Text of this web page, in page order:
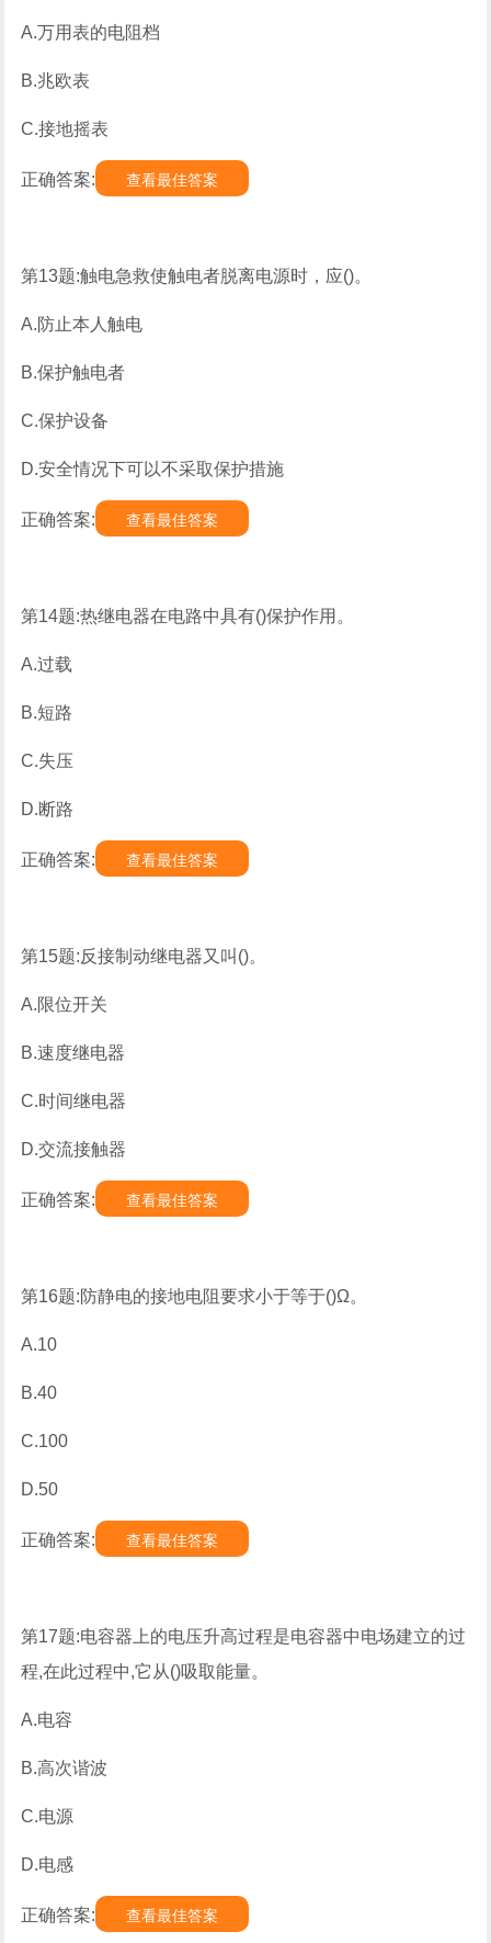
A.万用表的电阻档
B.兆欧表
C.接地摇表
正确答案: 查看最佳答案
第13题:触电急救使触电者脱离电源时，应()。
A.防止本人触电
B.保护触电者
C.保护设备
D.安全情况下可以不采取保护措施
正确答案: 查看最佳答案
第14题:热继电器在电路中具有()保护作用。
A.过载
B.短路
C.失压
D.断路
正确答案: 查看最佳答案
第15题:反接制动继电器又叫()。
A.限位开关
B.速度继电器
C.时间继电器
D.交流接触器
正确答案: 查看最佳答案
第16题:防静电的接地电阻要求小于等于()Ω。
A.10
B.40
C.100
D.50
正确答案: 查看最佳答案
第17题:电容器上的电压升高过程是电容器中电场建立的过
程,在此过程中,它从()吸取能量。
A.电容
B.高次谐波
C.电源
D.电感
正确答案: 查看最佳答案